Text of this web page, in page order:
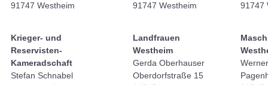
91747 Westheim
91747 Westheim
91747
Krieger- und
Reservisten-
Kameradschaft
Stefan Schnabel
Landfrauen
Westheim
Gerda Oberhauser
Oberdorfstraße 15